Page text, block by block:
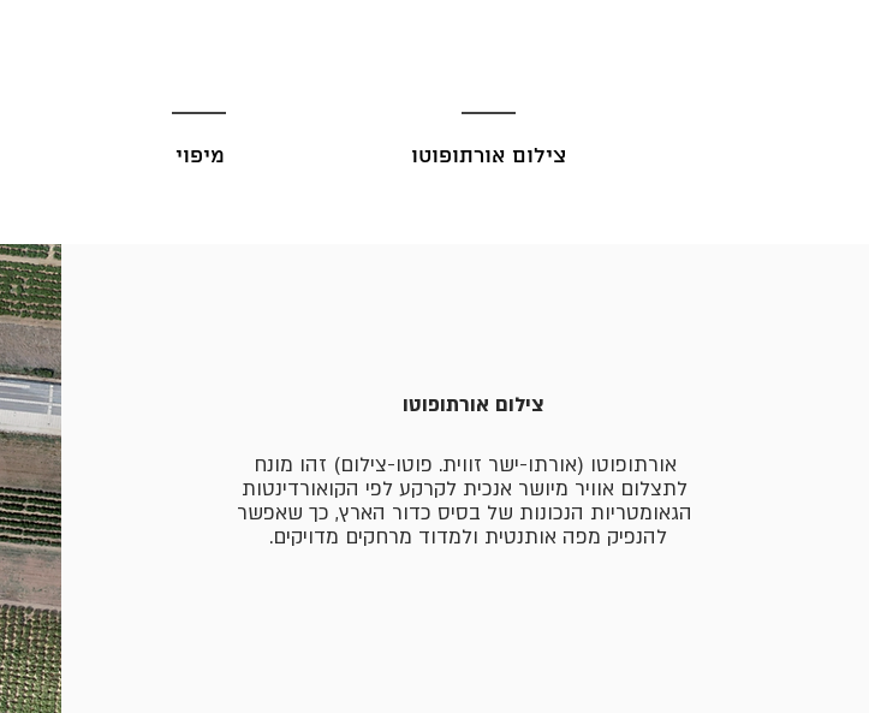
מיפוי צילום אורתופוטו
צילום אורתופוטו
אורתופוטו (אורתו-ישר זווית. פוטו-צילום) זהו מונח
לתצלום אוויר מיושר אנכית לקרקע לפי הקואורדינטות
הגאומטריות הנכונות של בסיס כדור הארץ, כך שאפשר
להנפיק מפה אותנטית ולמדוד מרחקים מדויקים.